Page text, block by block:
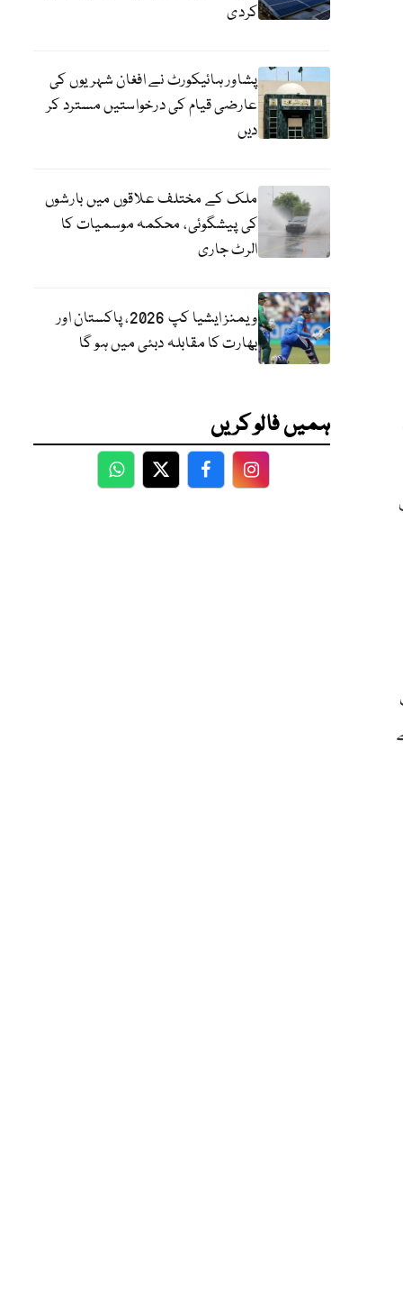
کردی
پشاور ہائیکورٹ نے افغان شہریوں کی
عارضی قیام کی درخواستیں مسترد کر
دیں
ملک کے مختلف علاقوں میں بارشوں
کی پیشگوئی، محکمہ موسمیات کا
الرٹ جاری
ویمنز ایشیا کپ 2026، پاکستان اور
بھارت کا مقابلہ دبئی میں ہو گا
ہمیں فالو کریں
WhatsApp
TwitterFacebookFacebook